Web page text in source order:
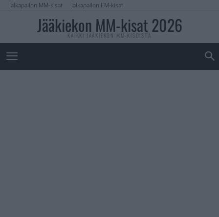
Jalkapallon MM-kisat Jalkapallon EM-kisat
Jääkiekon MM-kisat 2026
KAIKKI JÄÄKIEKON MM-KISOISTA